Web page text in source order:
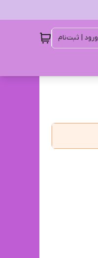
ورود | ثبت‌نام